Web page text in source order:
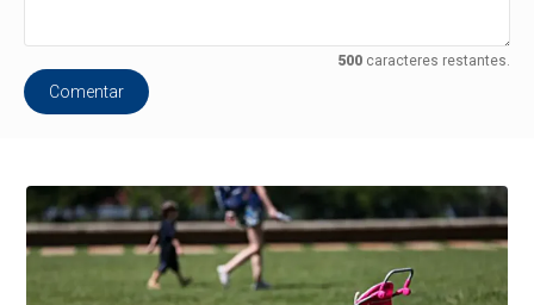
500caracteres restantes.
Comentar